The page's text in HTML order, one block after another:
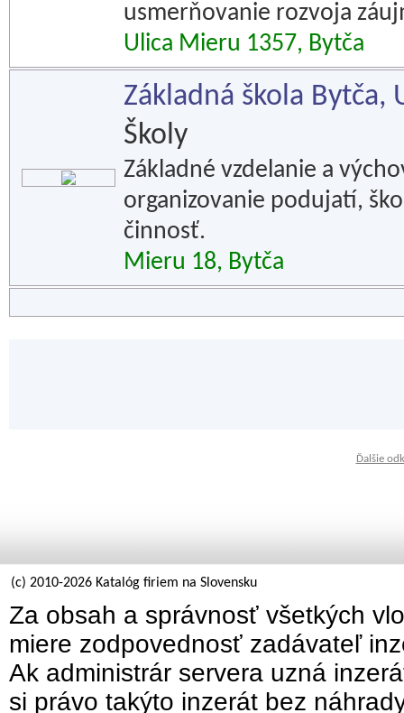
usmerňovanie rozvoja
Ulica Mieru 1357, Bytča
Základná škola Bytča,
Školy
Základné vzdelanie a
organizovanie podujatí,
činnosť.
Mieru 18, Bytča
Ďalšie
(c) 2010-2026 Katalóg firiem na Slovensku
Za obsah a správnosť všetkých
miere zodpovednosť zadávateľ
Ak administrár servera uzná
si právo takýto inzerát bez